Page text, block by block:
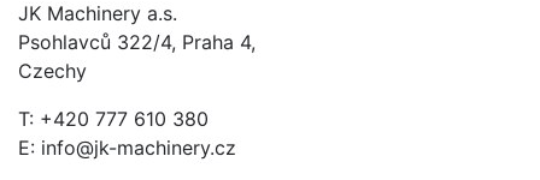
JK Machinery a.s.
Psohlavců 322/4, Praha 4,
Czechy
T: +420 777 610 380
E: info@jk-machinery.cz